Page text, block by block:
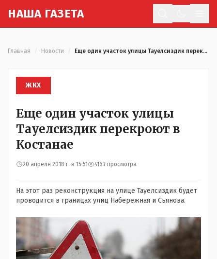
НАША ГАЗЕТА
Главная Новости Еще один участок улицы Тауелсиздик перекроют в Костанае
ЖКХ
Еще один участок улицы
Тауелсиздик перекроют в
Костанае
20 апреля 2018 г. в 15:51 4163 просмотра
На этот раз реконструкция на улице Тауелсиздик будет
проводится в границах улиц Набережная и Сьянова.